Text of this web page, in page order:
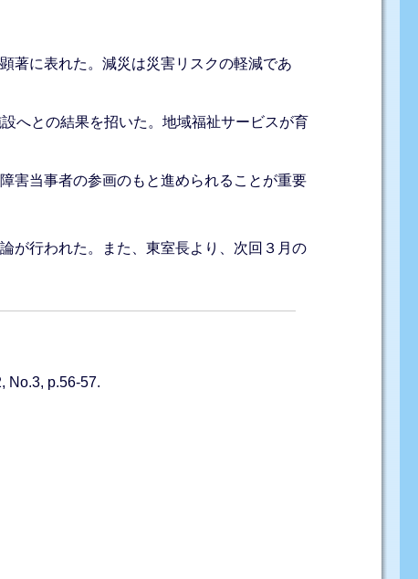
著に表れた。減災は災害リスクの軽減であ
へとの結果を招いた。地域福祉サービスが育
害当事者の参画のもと進められることが重要
が行われた。また、東室長より、次回３月の
No.3, p.56-57.